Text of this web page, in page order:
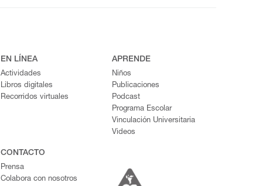
EN LÍNEA
Actividades
Libros digitales
Recorridos virtuales
APRENDE
Niños
Publicaciones
Podcast
Programa Escolar
Vinculación Universitaria
Videos
CONTACTO
Prensa
Colabora con nosotros